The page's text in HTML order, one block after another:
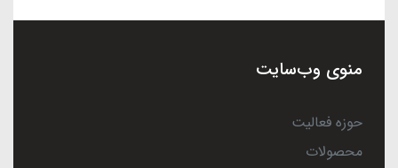
منوی وب‌سایت
حوزه فعالیت
محصولات